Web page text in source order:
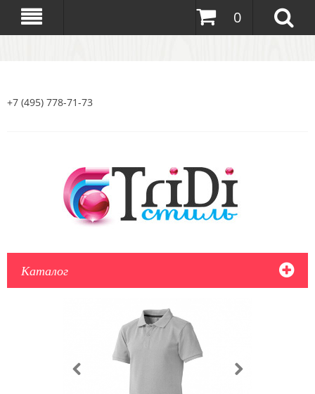
0
+7 (495) 778-71-73
Каталог